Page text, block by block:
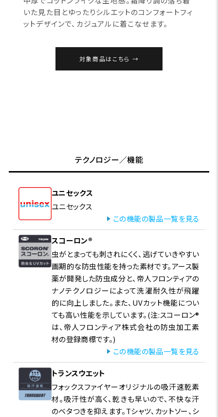
いた見た目とゆったりシルエットのコンフォートフィ
ットデザインで、カジュアルに着こなせます。
対象商品はこちら
テクノロジー／機能
ユニセックス
ユニセックス
この機能の製品一覧を見る
スコーロン®
虫がとまっても刺されにくく、逃げていきやすい
画期的な防虫性能を持った素材です。アース製
薬が開発した防虫成分と、帝人フロンティアの
ナノテクノロジーによって洗濯耐久性が飛躍
的に向上しました。また、UVカット機能につい
ても高い性能を示しています。(注:スコーロン®
は、帝人フロンティア株式会社の防虫加工素
材の登録商標です。)
この機能の製品一覧を見る
トランスウエット
フォックスファイヤーオリジナルの吸汗速乾素
材。吸汗性が高く、乾きも早いので、不快な汗
のベタつきを抑えます。Tシャツ、カットソー、シ